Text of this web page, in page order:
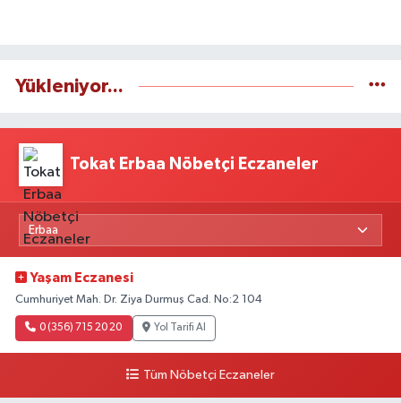
Yükleniyor...
Tokat Erbaa Nöbetçi Eczaneler
Yaşam Eczanesi
Cumhuriyet Mah. Dr. Ziya Durmuş Cad. No:2 104
0 (356) 715 20 20 Yol Tarifi Al
Tüm Nöbetçi Eczaneler